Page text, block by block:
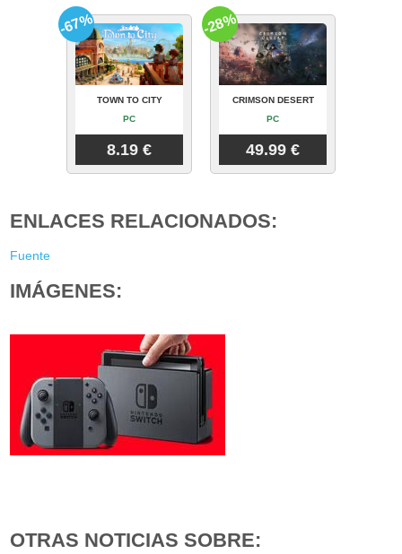
TOWN TO CITY
PC
8.19 €
-67%
CRIMSON DESERT
PC
49.99 €
-28%
ENLACES RELACIONADOS:
Fuente
IMÁGENES:
OTRAS NOTICIAS SOBRE: